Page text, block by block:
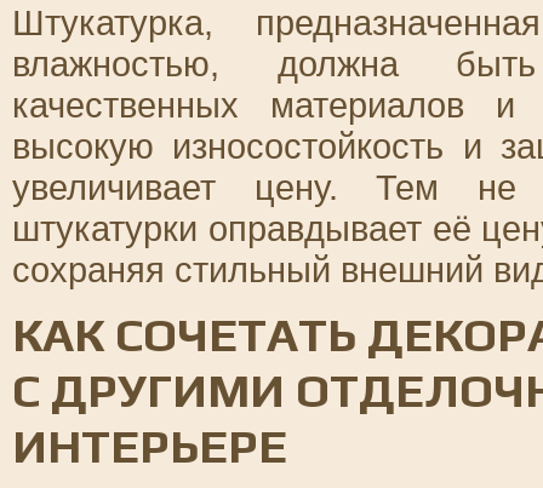
Штукатурка,
влажностью, должна быть
качественных материалов и
высокую износостойкость и
увеличивает цену. Тем не
штукатурки оправдывает её
сохраняя стильный внешний
КАК СОЧЕТАТЬ
С ДРУГИМИ
ИНТЕРЬЕРЕ